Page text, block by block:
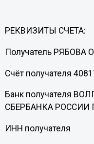
РЕКВИЗИТЫ СЧЕТА:
Получатель
Счёт получателя
Банк получателя
СБЕРБАНКА
ИНН получателя